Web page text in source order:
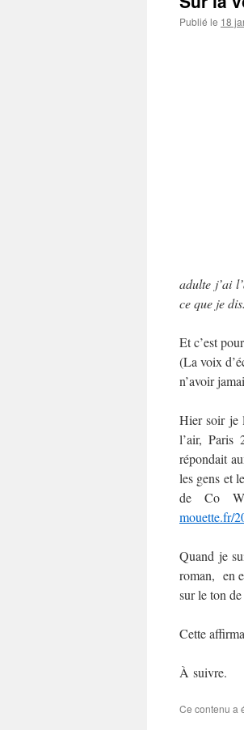
Publié le 18
adulte j’ai
ce que je
Et c’est
(La voix
n’avoir
Hier soir je
l’air, Paris
répondait
les gens et
de Co
mouette.fr/
Quand je
roman, en
sur le ton
Cette
À suivre.
Ce contenu a